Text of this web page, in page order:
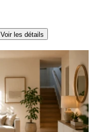
Voir les détails